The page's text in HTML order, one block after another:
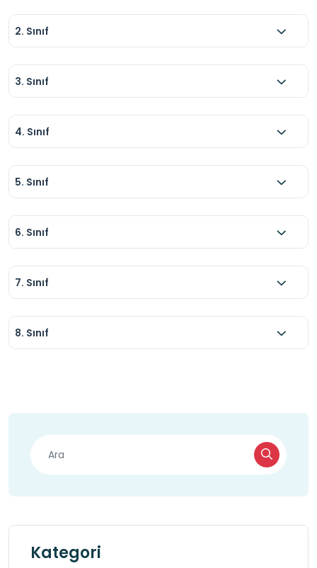
2. Sınıf
3. Sınıf
4. Sınıf
5. Sınıf
6. Sınıf
7. Sınıf
8. Sınıf
Kategori